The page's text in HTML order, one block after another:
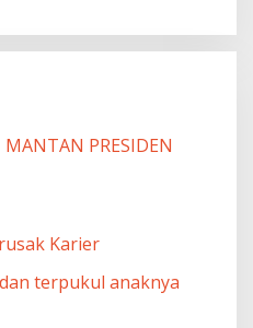
MANTAN PRESIDEN
Karier
terpukul anaknya